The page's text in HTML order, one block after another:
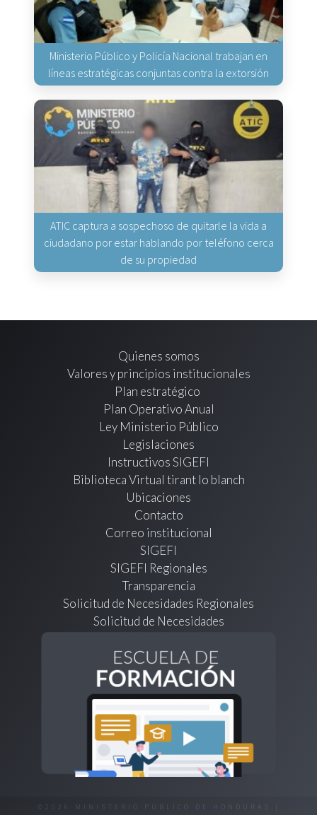
Ministerio Público y Policía Nacional trabajan en
líneas estratégicas conjuntas contra la extorsión
ATIC captura a sospechoso de quitarle la vida a
ciudadano por estar hablando por teléfono cerca
de su propiedad
Quienes somos
Valores y principios institucionales
Plan estratégico
Plan Operativo Anual
Ley Ministerio Público
Legislaciones
Instructivos SIGEFI
Biblioteca Virtual tirant lo blanch
Ubicaciones
Contacto
Correo institucional
SIGEFI
SIGEFI Regionales
Transparencia
Solicitud de Necesidades Regionales
Solicitud de Necesidades
©2026 MINISTERIO PÚBLICO DE HONDURAS |